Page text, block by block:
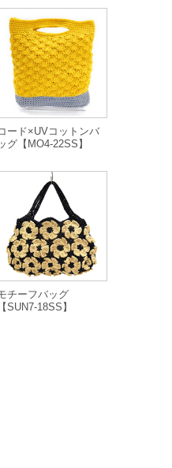
ード×UVコットンバ
グ【MO4-22SS】
チーフバッグ
【SUN7-18SS】